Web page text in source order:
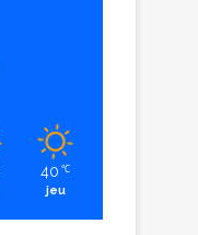
40 ℃
jeu